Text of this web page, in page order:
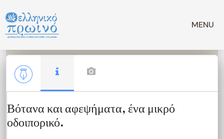
σε
περιεχόμενο
MENU
Βότανα και αφεψήματα, ένα μικρό
οδοιπορικό.